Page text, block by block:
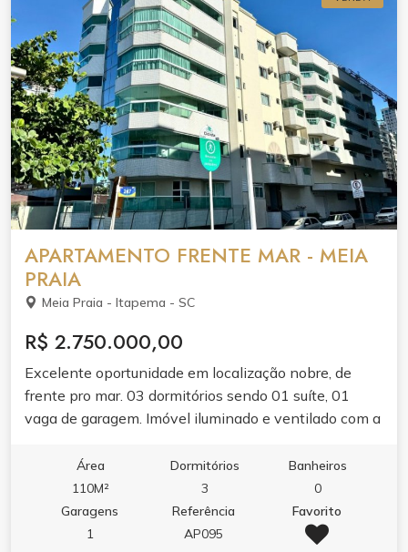
APARTAMENTO FRENTE MAR - MEIA
PRAIA
Meia Praia - Itapema - SC
R$ 2.750.000,00
Excelente oportunidade em localização nobre, de
frente pro mar. 03 dormitórios sendo 01 suíte, 01
vaga de garagem. Imóvel iluminado e ventilado com a
família ou garantir alta rentabilidade com locação de
temporada.
Área
110M²
Dormitórios
3
Banheiros
0
Garagens
1
Referência
AP095
Favorito